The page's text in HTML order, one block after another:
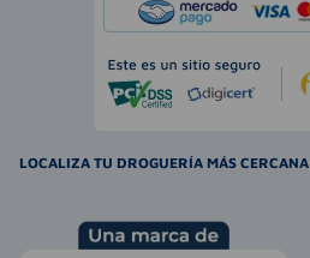
LOCALIZA TU DROGUERÍA MÁS